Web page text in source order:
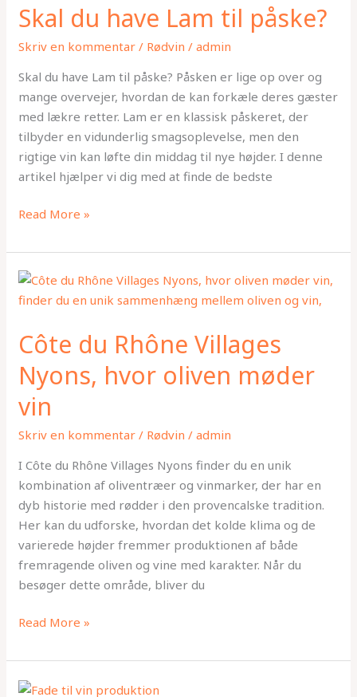
Skal du have Lam til påske?
Skriv en kommentar / Rødvin /admin
Skal du have Lam til påske? Påsken er lige op over og
mange overvejer, hvordan de kan forkæle deres gæster
med lækre retter. Lam er en klassisk påskeret, der
tilbyder en vidunderlig smagsoplevelse, men den
rigtige vin kan løfte din middag til nye højder. I denne
artikel hjælper vi dig med at finde de bedste
have
Lam
til
påske?
Read More »
Côte du Rhône Villages
Nyons, hvor oliven møder
vin
Skriv en kommentar / Rødvin /admin
I Côte du Rhône Villages Nyons finder du en unik
kombination af oliventræer og vinmarker, der har en
dyb historie med rødder i den provencalske tradition.
Her kan du udforske, hvordan det kolde klima og de
varierede højder fremmer produktionen af både
fremragende oliven og vine med karakter. Når du
besøger dette område, bliver du
Côte
du
Villages
hvor
oliven
møder
vin
Read More »
Guide